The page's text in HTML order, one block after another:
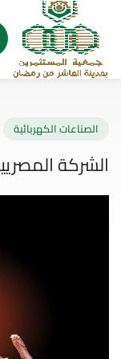
الكهربائية
المصريية